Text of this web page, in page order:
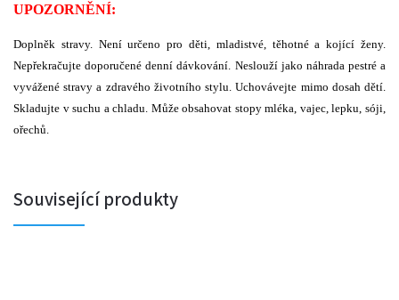
UPOZORNĚNÍ:
Doplněk stravy. Není určeno pro děti, mladistvé, těhotné a kojící ženy.
Nepřekračujte doporučené denní dávkování. Neslouží jako náhrada pestré a
vyvážené stravy a zdravého životního stylu. Uchovávejte mimo dosah dětí.
Skladujte v suchu a chladu. Může obsahovat stopy mléka, vajec, lepku, sóji,
ořechů.
Související produkty